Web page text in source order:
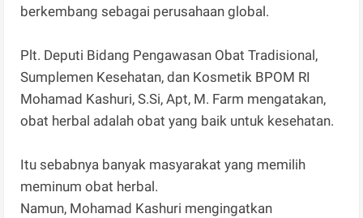
berkembang sebagai perusahaan global.
Plt. Deputi Bidang Pengawasan Obat Tradisional,
Sumplemen Kesehatan, dan Kosmetik BPOM RI
Mohamad Kashuri, S.Si, Apt, M. Farm mengatakan,
obat herbal adalah obat yang baik untuk kesehatan.
Itu sebabnya banyak masyarakat yang memilih
meminum obat herbal.
Namun, Mohamad Kashuri mengingatkan